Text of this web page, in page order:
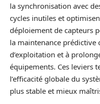
la synchronisation avec
cycles inutiles et
déploiement de capteurs
la maintenance
d’exploitation et à
équipements. Ces leviers
l’efficacité globale du
plus stable et mieux